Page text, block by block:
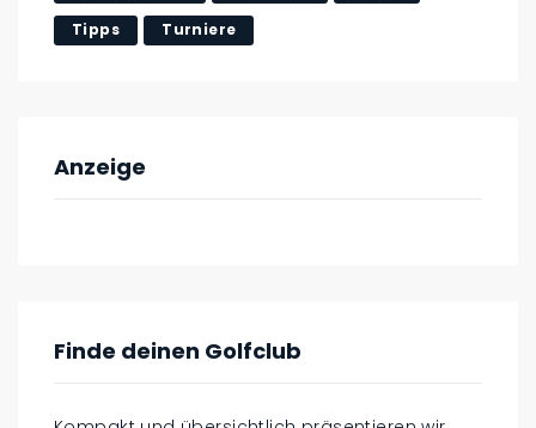
Tipps Turniere
Anzeige
Finde deinen Golfclub